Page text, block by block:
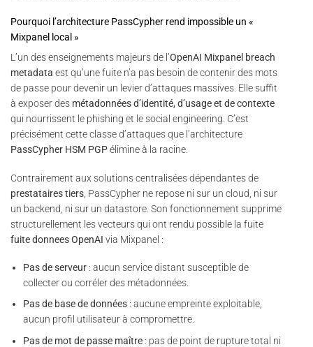
Pourquoi l’architecture PassCypher rend impossible un «
Mixpanel local »
L’un des enseignements majeurs de l’OpenAI Mixpanel breach
metadata est qu’une fuite n’a pas besoin de contenir des mots
de passe pour devenir un levier d’attaques massives. Elle suffit
à exposer des métadonnées d’identité, d’usage et de contexte
qui nourrissent le phishing et le social engineering. C’est
précisément cette classe d’attaques que l’architecture
PassCypher HSM PGPélimine à la racine.
Contrairement aux solutions centralisées dépendantes de
prestataires tiers , PassCypher ne repose ni sur un cloud, ni sur
un backend, ni sur un datastore. Son fonctionnement supprime
structurellement les vecteurs qui ont rendu possible la fuite
fuite donnees OpenAI via Mixpanel :
Pas de serveur : aucun service distant susceptible de
collecter ou corréler des métadonnées.
Pas de base de données : aucune empreinte exploitable,
aucun profil utilisateur à compromettre.
Pas de mot de passe maître : pas de point de rupture total ni